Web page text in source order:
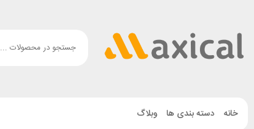
خانه دسته بندی ها وبلاگ